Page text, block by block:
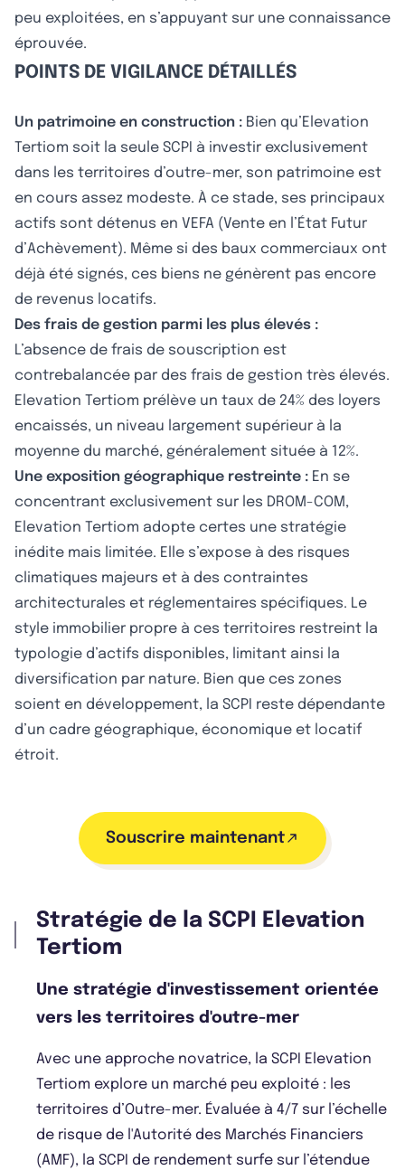
peu exploitées, en s’appuyant sur une connaissance
éprouvée.
POINTS DE VIGILANCE DÉTAILLÉS
Un patrimoine en construction : Bien qu’Elevation
Tertiom soit la seule SCPI à investir exclusivement
dans les territoires d’outre-mer, son patrimoine est
en cours assez modeste. À ce stade, ses principaux
actifs sont détenus en VEFA (Vente en l’État Futur
d’Achèvement). Même si des baux commerciaux ont
déjà été signés, ces biens ne génèrent pas encore
de revenus locatifs.
Des frais de gestion parmi les plus élevés :
L’absence de frais de souscription est
contrebalancée par des frais de gestion très élevés.
Elevation Tertiom prélève un taux de 24% des loyers
encaissés, un niveau largement supérieur à la
moyenne du marché, généralement située à 12%.
Une exposition géographique restreinte : En se
concentrant exclusivement sur les DROM-COM,
Elevation Tertiom adopte certes une stratégie
inédite mais limitée. Elle s’expose à des risques
climatiques majeurs et à des contraintes
architecturales et réglementaires spécifiques. Le
style immobilier propre à ces territoires restreint la
typologie d’actifs disponibles, limitant ainsi la
diversification par nature. Bien que ces zones
soient en développement, la SCPI reste dépendante
d’un cadre géographique, économique et locatif
étroit.
Souscrire maintenant
Stratégie de la SCPI Elevation
Tertiom
Une stratégie d'investissement orientée
vers les territoires d'outre-mer
Avec une approche novatrice, la SCPI Elevation
Tertiom explore un marché peu exploité : les
territoires d’Outre-mer. Évaluée à 4/7 sur l’échelle
de risque de l'Autorité des Marchés Financiers
(AMF), la SCPI de rendement surfe sur l’étendue